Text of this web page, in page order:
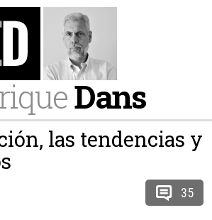
Dans
las tendencias y
35